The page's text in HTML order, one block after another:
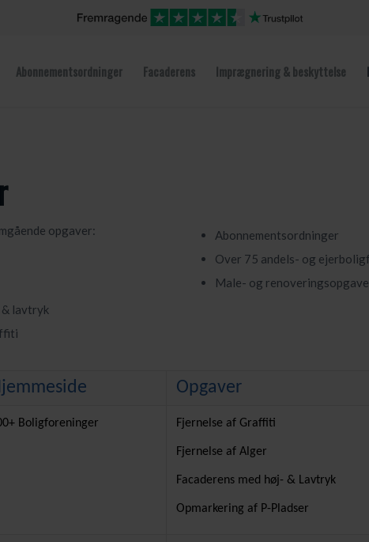
Abonnements­ordninger Facaderens Imprægnering & beskyttelse
opgaver:
& lavtryk
Abonnementsordninger
Over 75 andels- og
Male- og
Opgaver
Boligforeninger Fjernelse af Graffiti
Fjernelse af Alger
Facaderens med høj- & Lavtryk
Opmarkering af P-Pladser